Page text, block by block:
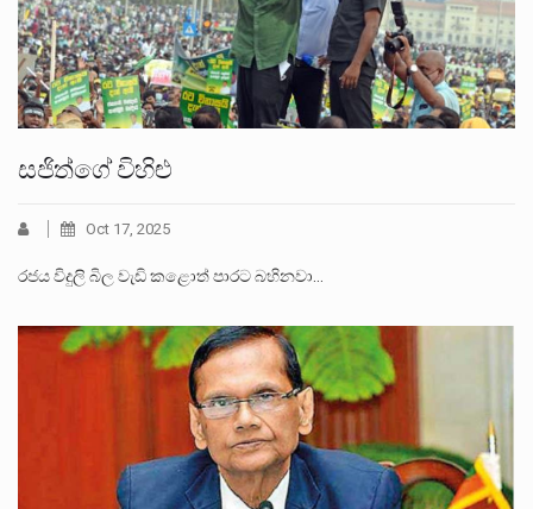
සජිත්ගේ විහිළු
Oct 17, 2025
රජය විදුලි බිල වැඩි කළොත් පාරට බහිනවා…